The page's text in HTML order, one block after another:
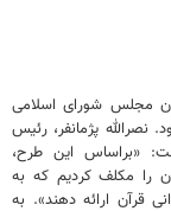
مجلس شورای اسلامی
نصرالله پژمانفر، رئیس
«براساس این طرح،
را مکلف کردیم که به
قرآن ارائه دهند». به